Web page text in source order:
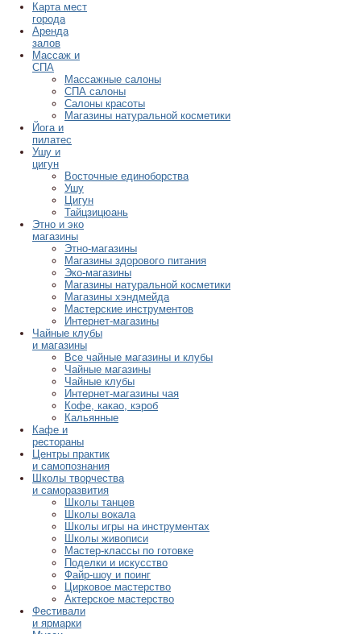
Карта мест
города
Аренда
залов
Массаж и
СПА
Массажные салоны
СПА салоны
Салоны красоты
Магазины натуральной косметики
Йога и
пилатес
Ушу и
цигун
Восточные единоборства
Ушу
Цигун
Тайцзицюань
Этно и эко
магазины
Этно-магазины
Магазины здорового питания
Эко-магазины
Магазины натуральной косметики
Магазины хэндмейда
Мастерские инструментов
Интернет-магазины
Чайные клубы
и магазины
Все чайные магазины и клубы
Чайные магазины
Чайные клубы
Интернет-магазины чая
Кофе, какао, кэроб
Кальянные
Кафе и
рестораны
Центры практик
и самопознания
Школы творчества
и саморазвития
Школы танцев
Школы вокала
Школы игры на инструментах
Школы живописи
Мастер-классы по готовке
Поделки и искусство
Файр-шоу и поинг
Цирковое мастерство
Актерское мастерство
Фестивали
и ярмарки